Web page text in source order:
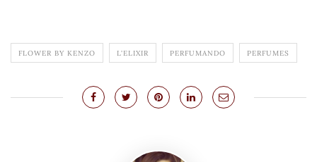
FLOWER BY KENZO L'ELIXIR PERFUMANDO PERFUMES